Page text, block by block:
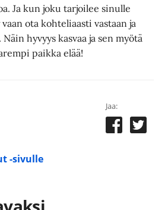
Ja kun joku tarjoilee sinulle
ota kohteliaasti vastaan ja
hyvyys kasvaa ja sen myötä
paikka elää!
Jaa:
-sivulle